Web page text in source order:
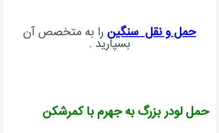
حمل و نقل سنگین را به متخصص آن
بسپارید .
حمل لودر بزرگ به جهرم با کمرشکن